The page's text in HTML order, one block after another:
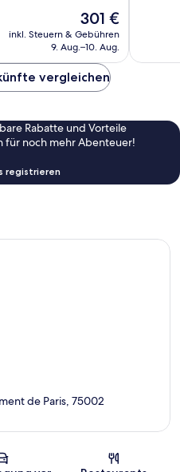
Der
Preis
beträgt
301 €
inkl. Steuern & Gebühren
9. Aug.–10. Aug.
vergleichen
Rabatte und Vorteile
für noch mehr Abenteuer!
registrieren
Karte
de Paris, 75002